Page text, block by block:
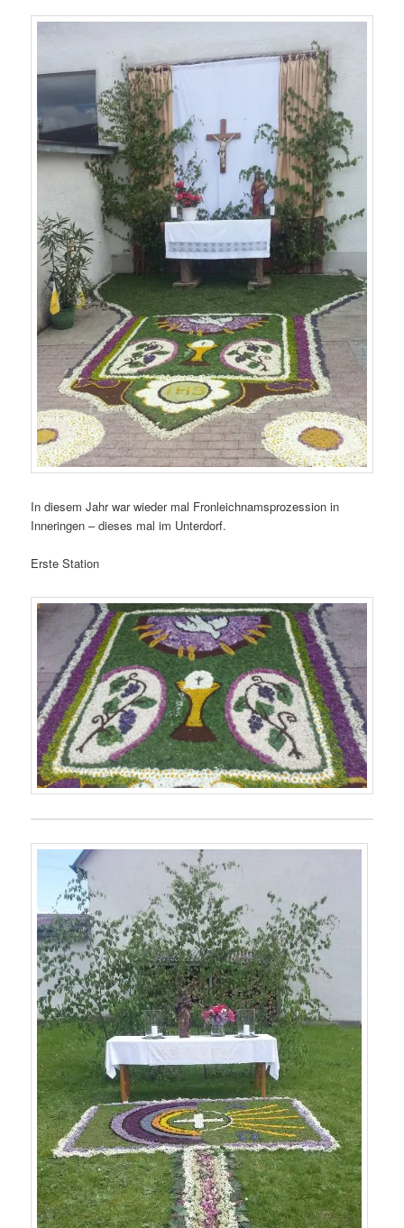
In diesem Jahr war wieder mal Fronleichnamsprozession in
Inneringen – dieses mal im Unterdorf.
Erste Station